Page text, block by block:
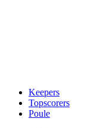
Keepers
Topscorers
Poule